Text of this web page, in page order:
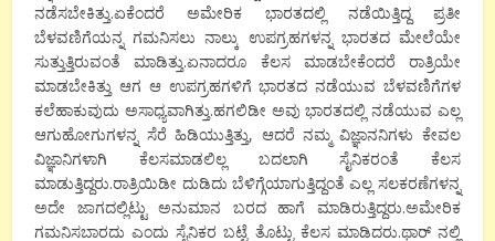
ನಡೆಸಬೇಕಿತ್ತು.ಏಕೆಂದರೆ ಅಮೇರಿಕ ಭಾರತದಲ್ಲಿ ನಡೆಯಿತ್ತಿದ್ದ ಪ್ರತೀ
ಬೆಳವಣಿಗೆಯನ್ನ ಗಮನಿಸಲು ನಾಲ್ಕು ಉಪಗ್ರಹಗಳನ್ನ ಭಾರತದ ಮೇಲೆಯೇ
ಸುತ್ತುತ್ತಿರುವಂತೆ ಮಾಡಿತ್ತು.ಏನಾದರೂ ಕೆಲಸ ಮಾಡಬೇಕೆಂದರೆ ರಾತ್ರಿಯೇ
ಮಾಡಬೇಕಿತ್ತು ಆಗ ಆ ಉಪಗ್ರಹಗಳಿಗೆ ಭಾರತದ ನಡೆಯುವ ಬೆಳವಣಿಗೆಗಳ
ಕಲೆಹಾಕುವುದು ಅಸಾಧ್ಯವಾಗಿತ್ತು.ಹಗಲಿಡೀ ಅವು ಭಾರತದಲ್ಲಿ ನಡೆಯುವ ಎಲ್ಲ
ಆಗುಹೋಗುಗಳನ್ನ ಸೆರೆ ಹಿಡಿಯುತ್ತಿತ್ತು, ಆದರೆ ನಮ್ಮ ವಿಜ್ಞಾನನಿಗಳು ಕೇವಲ
ವಿಜ್ಞಾನಿಗಳಾಗಿ ಕೆಲಸಮಾಡಲಿಲ್ಲ ಬದಲಾಗಿ ಸೈನಿಕರಂತೆ ಕೆಲಸ
ಮಾಡುತ್ತಿದ್ದರು.ರಾತ್ರಿಯಿಡೀ ದುಡಿದು ಬೆಳಿಗ್ಗೆಯಾಗುತ್ತಿದ್ದಂತೆ ಎಲ್ಲ ಸಲಕರಣೆಗಳನ್ನ
ಅದೇ ಜಾಗದಲ್ಲಿಟ್ಟು ಅನುಮಾನ ಬರದ ಹಾಗೆ ಮಾಡಿರುತ್ತಿದ್ದರು.ಅಮೇರಿಕ
ಗಮನಿಸಬಾರದು ಎಂದು ಸೈನಿಕರ ಬಟ್ಟೆ ತೊಟ್ಟು ಕೆಲಸ ಮಾಡಿದರು.ಥಾರ್ ನಲ್ಲಿ